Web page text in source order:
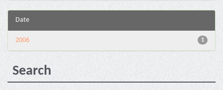
Date
1
2006
Search